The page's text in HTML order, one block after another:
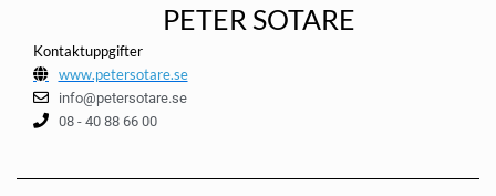
PETER SOTARE
Kontaktuppgifter
www.petersotare.se
info@petersotare.se
08 - 40 88 66 00